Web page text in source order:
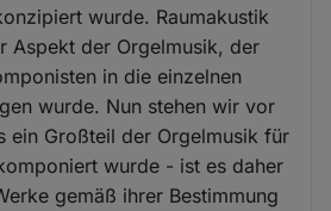
wurde. Raumakustik
Aspekt der Orgelmusik, der
in die einzelnen
wurde. Nun stehen wir vor
ein Großteil der Orgelmusik für
wurde - ist es daher
gemäß ihrer Bestimmung